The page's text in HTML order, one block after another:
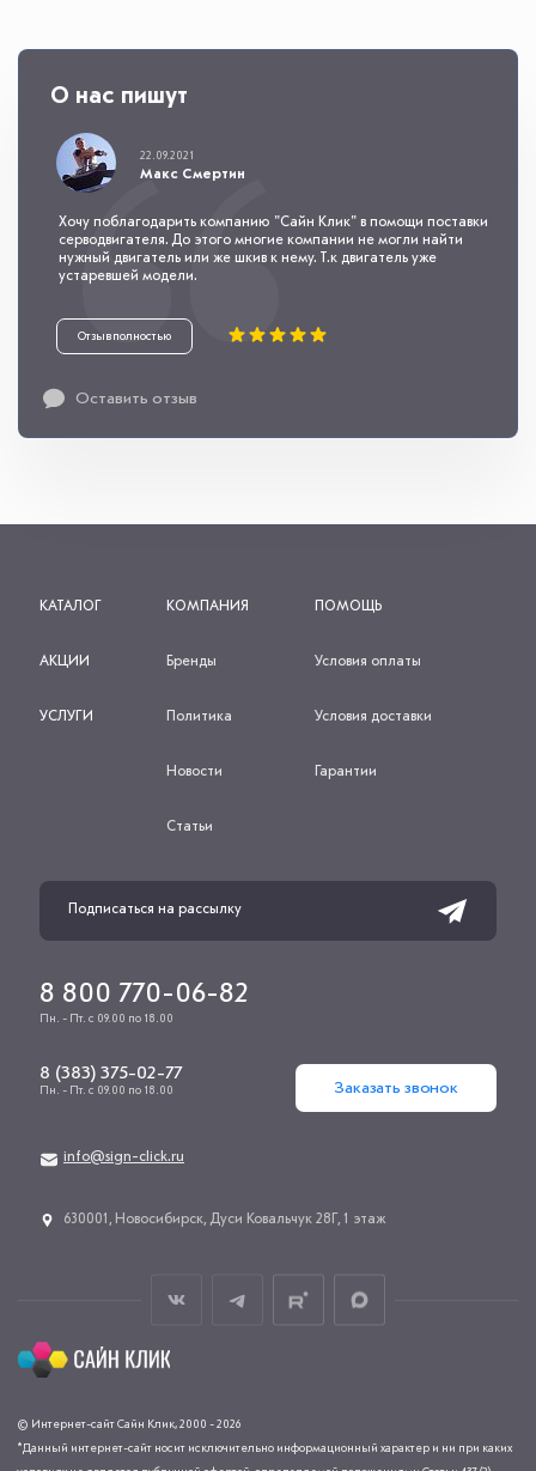
О нас пишут
Оставить отзыв
22.09.2021
Макс Смертин
Хочу поблагодарить компанию "Сайн Клик" в помощи поставки
серводвигателя. До этого многие компании не могли найти
нужный двигатель или же шкив к нему. Т.к двигатель уже
устаревшей модели.
Отзыв полностью
КАТАЛОГ
АКЦИИ
УСЛУГИ
КОМПАНИЯ
Бренды
Политика
Новости
Статьи
ПОМОЩЬ
Условия оплаты
Условия доставки
Гарантии
8 800 770-06-82
Пн. - Пт. с 09.00 по 18.00
8 (383) 375-02-77
Пн. - Пт. с 09.00 по 18.00 Заказать звонок
info@sign-click.ru
​630001, Новосибирск, Дуси Ковальчук 28Г, 1 этаж
© Интернет-сайт Сайн Клик, 2000 - 2026
*Данный интернет-сайт носит исключительно информационный характер и ни при каких